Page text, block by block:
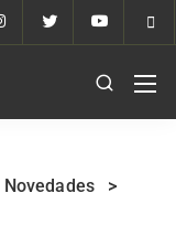
Novedades
>